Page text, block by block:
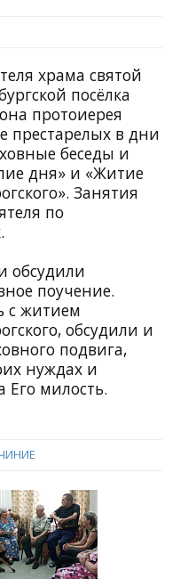
храма святой
посёлка
протоиерея
престарелых в дни
беседы и
дня» и «Житие
Занятия
по
обсудили
поучение.
с житием
обсудили и
подвига,
нуждах и
Его милость.